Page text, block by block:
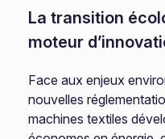
La transition
moteur
Face aux enjeux
nouvelles
machines textiles